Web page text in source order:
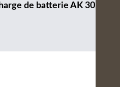
de batterie AK 30